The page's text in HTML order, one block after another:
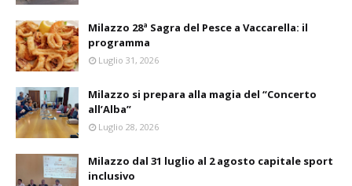
Milazzo 28ª Sagra del Pesce a Vaccarella: il
programma
Luglio 31, 2026
Milazzo si prepara alla magia del “Concerto
all’Alba”
Luglio 28, 2026
Milazzo dal 31 luglio al 2 agosto capitale sport
inclusivo